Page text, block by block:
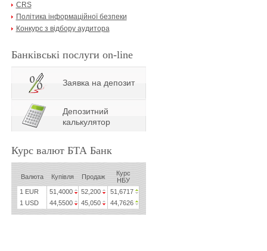
CRS
Політика інформаційної безпеки
Конкурс з відбору аудитора
Банківські послуги on-line
Заявка на депозит
Депозитний
калькулятор
Курс валют БТА Банк
Валюта Купівля Продаж
Курс
НБУ
1 EUR
51,4000 52,200
51,6717
1 USD
44,5500 45,050 44,7626